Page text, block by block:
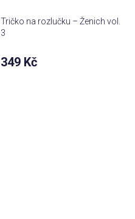
Tričko na rozlučku – Ženich vol.
3
349 Kč